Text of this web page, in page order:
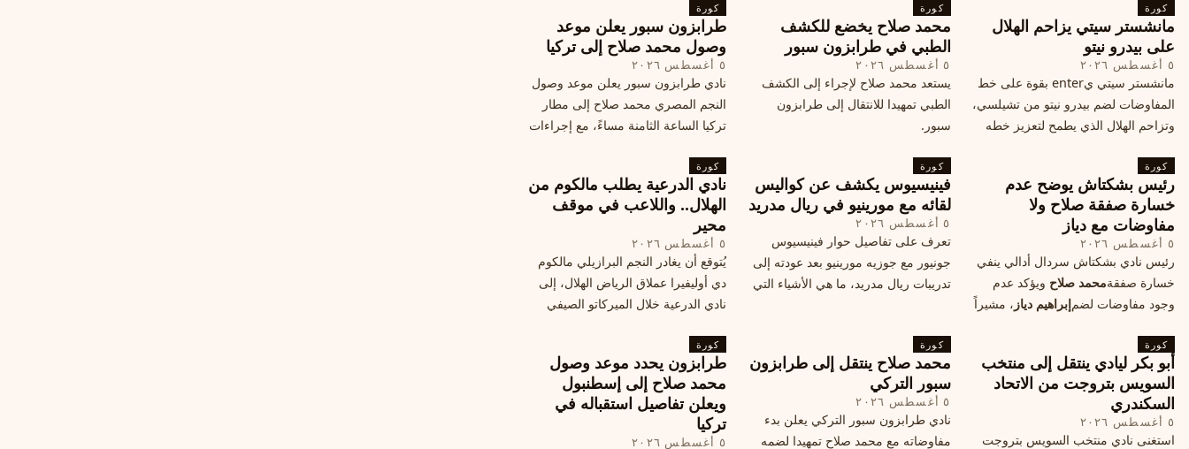
إغلاق سوق الانتقالات
في البرتغال، واعرف ما هي الخطوات
القادمة في هذا الحدث العالمي
كورة
مانشستر سيتي يزاحم الهلال
على بيدرو نيتو
٥ أغسطس ٢٠٢٦
مانشستر سيتي يenter بقوة على خط
المفاوضات لضم بيدرو نيتو من تشيلسي،
وتزاحم الهلال الذي يطمح لتعزيز خطه
كورة
محمد صلاح يخضع للكشف
الطبي في طرابزون سبور
٥ أغسطس ٢٠٢٦
يستعد محمد صلاح لإجراء إلى الكشف
الطبي تمهيدا للانتقال إلى طرابزون
سبور.
كورة
طرابزون سبور يعلن موعد
وصول محمد صلاح إلى تركيا
٥ أغسطس ٢٠٢٦
نادي طرابزون سبور يعلن موعد وصول
النجم المصري محمد صلاح إلى مطار
تركيا الساعة الثامنة مساءً، مع إجراءات
جديد ومكافآت مالية.
كورة
رئيس بشكتاش يوضح عدم
خسارة صفقة صلاح ولا
مفاوضات مع دياز
٥ أغسطس ٢٠٢٦
رئيس نادي بشكتاش سردال أدالي ينفي
خسارة صفقةمحمد صلاح ويؤكد عدم
وجود مفاوضات لضمإبراهيم دياز ، مشيراً
محتملة أخرى.
كورة
فينيسيوس يكشف عن كواليس
لقائه مع مورينيو في ريال مدريد
٥ أغسطس ٢٠٢٦
تعرف على تفاصيل حوار فينيسيوس
جونيور مع جوزيه مورينيو بعد عودته إلى
تدريبات ريال مدريد، ما هي الأشياء التي
كورة
نادي الدرعية يطلب مالكوم من
الهلال.. واللاعب في موقف
محير
٥ أغسطس ٢٠٢٦
يُتوقع أن يغادر النجم البرازيلي مالكوم
دي أوليفيرا عملاق الرياض الهلال، إلى
نادي الدرعية خلال الميركاتو الصيفي
هذا الانتقال، وسط تقارير تفيد أن الهلال
يرحب بفراقته.
كورة
أبو بكر ليادي ينتقل إلى منتخب
السويس بتروجت من الاتحاد
السكندري
٥ أغسطس ٢٠٢٦
استغنى نادي منتخب السويس بتروجت
كورة
محمد صلاح ينتقل إلى طرابزون
سبور التركي
٥ أغسطس ٢٠٢٦
نادي طرابزون سبور التركي يعلن بدء
مفاوضاته مع محمد صلاح تمهيدا لضمه
كورة
طرابزون يحدد موعد وصول
محمد صلاح إلى إسطنبول
ويعلن تفاصيل استقباله في
تركيا
٥ أغسطس ٢٠٢٦